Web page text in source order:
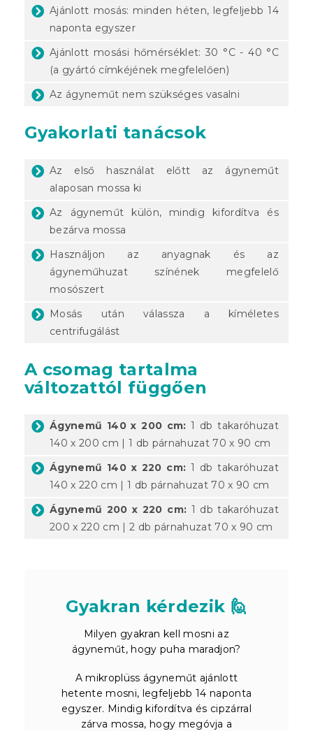
Ajánlott mosás: minden héten, legfeljebb 14
naponta egyszer
Ajánlott mosási hőmérséklet: 30 °C - 40 °C
(a gyártó címkéjének megfelelően)
Az ágyneműt nem szükséges vasalni
Gyakorlati tanácsok
Az első használat előtt az ágyneműt
alaposan mossa ki
Az ágyneműt külön, mindig kifordítva és
bezárva mossa
Használjon az anyagnak és az
ágyneműhuzat színének megfelelő
mosószert
Mosás után válassza a kíméletes
centrifugálást
A csomag tartalma
változattól függően
Ágynemű 140 x 200 cm: 1 db takaróhuzat
140 x 200 cm | 1 db párnahuzat 70 x 90 cm
Ágynemű 140 x 220 cm: 1 db takaróhuzat
140 x 220 cm | 1 db párnahuzat 70 x 90 cm
Ágynemű 200 x 220 cm: 1 db takaróhuzat
200 x 220 cm | 2 db párnahuzat 70 x 90 cm
Gyakran kérdezik 🙋
Milyen gyakran kell mosni az
ágyneműt, hogy puha maradjon?
A mikroplüss ágyneműt ajánlott
hetente mosni, legfeljebb 14 naponta
egyszer. Mindig kifordítva és cipzárral
zárva mossa, hogy megóvja a